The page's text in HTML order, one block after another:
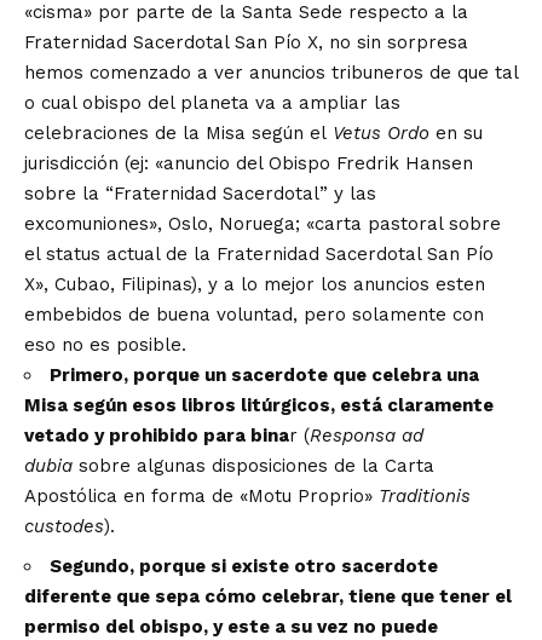
«cisma» por parte de la Santa Sede respecto a la
Fraternidad Sacerdotal San Pío X, no sin sorpresa
hemos comenzado a ver anuncios tribuneros de que tal
o cual obispo del planeta va a ampliar las
celebraciones de la Misa según el Vetus Ordo en su
jurisdicción (ej: «anuncio del Obispo Fredrik Hansen
sobre la “Fraternidad Sacerdotal” y las
excomuniones», Oslo, Noruega; «carta pastoral sobre
el status actual de la Fraternidad Sacerdotal San Pío
X», Cubao, Filipinas), y a lo mejor los anuncios esten
embebidos de buena voluntad, pero solamente con
eso no es posible.
Primero, porque un sacerdote que celebra una
Misa según esos libros litúrgicos, está claramente
vetado y prohibido para binar (Responsa ad
dubia sobre algunas disposiciones de la Carta
Apostólica en forma de «Motu Proprio» Traditionis
custodes).
Segundo, porque si existe otro sacerdote
diferente que sepa cómo celebrar, tiene que tener el
permiso del obispo, y este a su vez no puede